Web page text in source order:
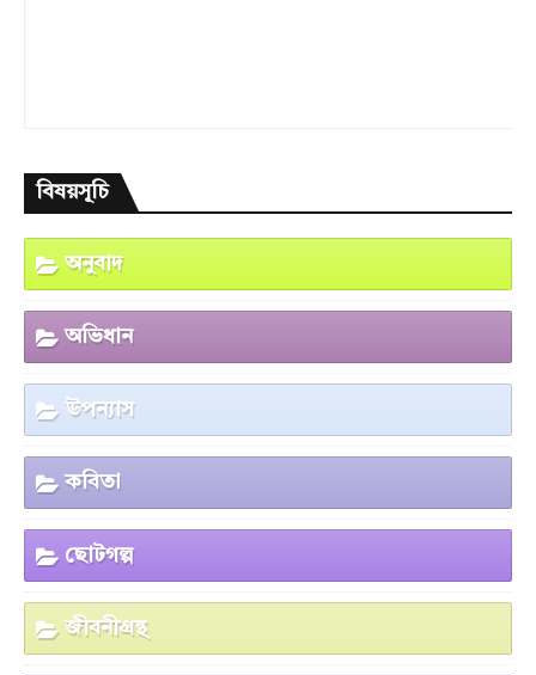
বিষয়সূচি
অনুবাদ
অভিধান
উপন্যাস
কবিতা
ছোটগল্প
জীবনীগ্রন্থ